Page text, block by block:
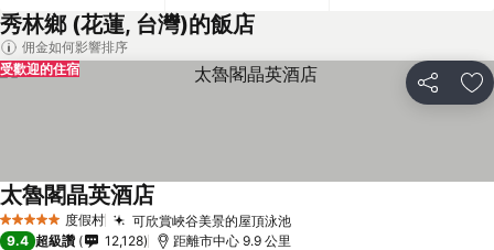
秀林鄉 (花蓮, 台灣)的飯店
佣金如何影響排序
分享 加
受歡迎的住宿
5 星級 度假村 可欣賞峽谷美景的屋頂泳池
太魯閣晶英酒店
9.4 超級讚 12,128 距離市中心 9.9 公里